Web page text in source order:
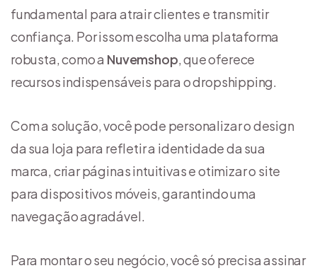
fundamental para atrair clientes e transmitir
confiança. Por issom escolha uma plataforma
robusta, como a Nuvemshop, que oferece
recursos indispensáveis para o dropshipping.
Com a solução, você pode personalizar o design
da sua loja para refletir a identidade da sua
marca, criar páginas intuitivas e otimizar o site
para dispositivos móveis, garantindo uma
navegação agradável.
Para montar o seu negócio, você só precisa assinar